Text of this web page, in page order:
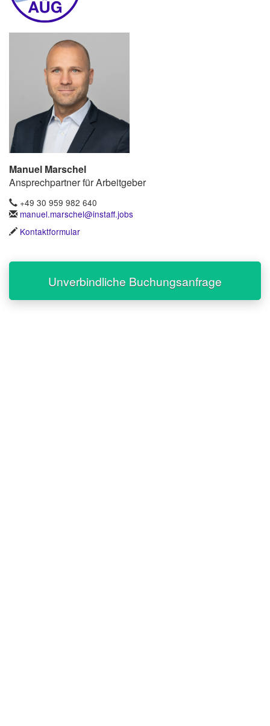
Manuel Marschel
Ansprechpartner für Arbeitgeber
+49 30 959 982 640
manuel.marschel@instaff.jobs
Kontaktformular
Unverbindliche Buchungsanfrage